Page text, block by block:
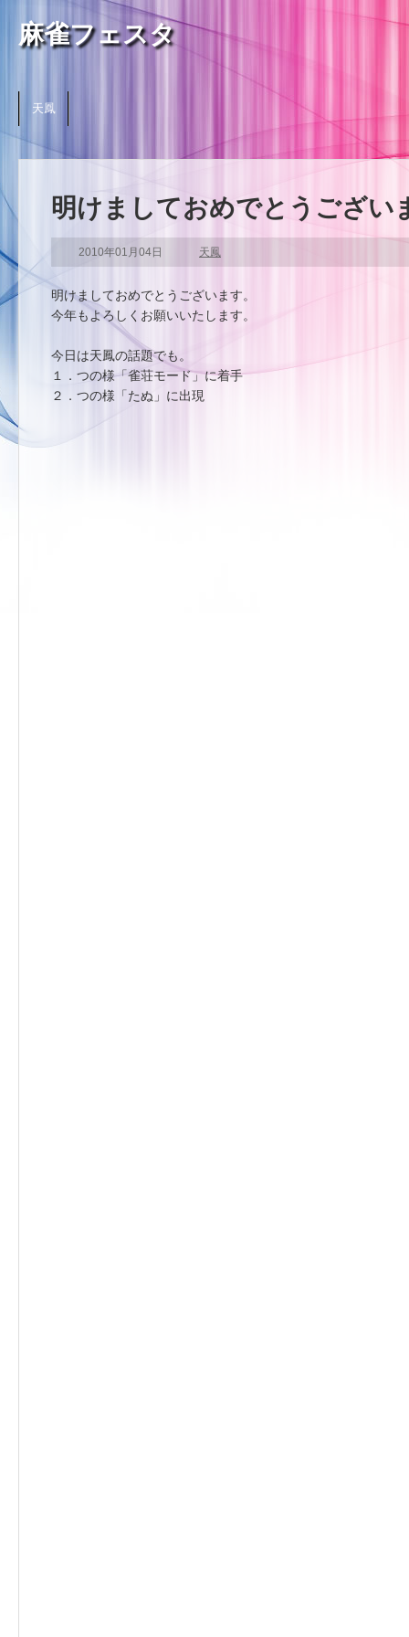
麻雀フェスタ
天鳳
明けましておめでとうござい
2010年01月04日 天鳳
明けましておめでとうございます。
今年もよろしくお願いいたします。
今日は天鳳の話題でも。
１．つの様「雀荘モード」に着手
２．つの様「たぬ」に出現